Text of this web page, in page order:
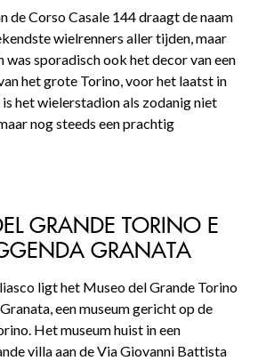
de Corso Casale 144 draagt de naam
wielrenners aller tijden, maar
sporadisch ook het decor van een
het grote Torino, voor het laatst in
het wielerstadion als zodanig niet
nog steeds een prachtig
GRANDE TORINO E
GRANATA
ligt het Museo del Grande Torino
een museum gericht op de
Het museum huist in een
villa aan de Via Giovanni Battista